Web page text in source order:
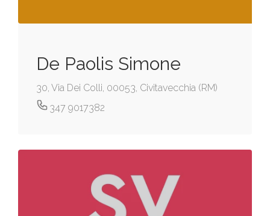
De Paolis Simone
30, Via Dei Colli, 00053, Civitavecchia (RM)
347 9017382